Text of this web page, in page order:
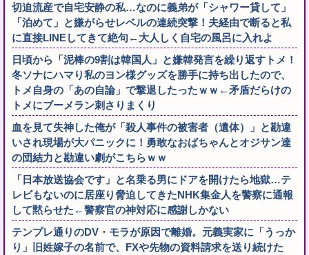
切迫流産で自宅安静の私…なのに義弟が「シャワー貸して」
「泊めて」と嫌がらせレベルの連続突撃！夫経由で断ると私
に直接LINEしてきて絶句←大人しく自宅の風呂に入れよ
日頃から「泥棒の9割は韓国人」と嫌韓発言を繰り返すトメ！
冬ソナにハマり私のヨン様グッズを勝手に持ち出したので、
トメ自身の「あの自論」で撃退したったｗｗ←矛盾だらけの
トメにブーメラン刺さりまくり
血を見て失神した俺が「殺人事件の被害者（遺体）」と勘違
いされ現場が大パニックに！勇敢なおばちゃんとオジサン達
の団結力と勘違い劇がこちらｗｗ
「日本放送協会です」と名乗る男にドアを開けたら地獄…テ
レビもないのに居座り脅迫してきたNHK集金人を警察に通報
して黙らせた←警察官の神対応に感謝しかない
テンプレ通りのDV・モラが原因で離婚。元義実家に「うっか
り」旧姓嫁子の名前で、FXや先物の資料請求を送り続けた